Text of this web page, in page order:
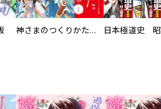
神さまのつくりかた。スーパー大合本